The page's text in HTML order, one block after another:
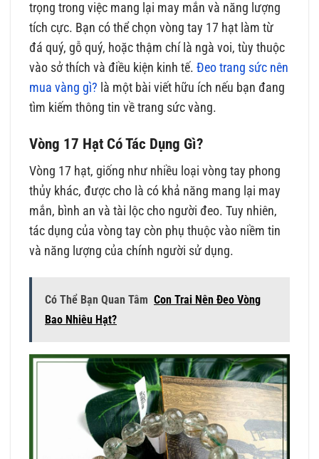
trọng trong việc mang lại may mắn và năng lượng
tích cực. Bạn có thể chọn vòng tay 17 hạt làm từ
đá quý, gỗ quý, hoặc thậm chí là ngà voi, tùy thuộc
vào sở thích và điều kiện kinh tế.Đeo trang sức nên
mua vàng gì? là một bài viết hữu ích nếu bạn đang
tìm kiếm thông tin về trang sức vàng.
Vòng 17 Hạt Có Tác Dụng Gì?
Vòng 17 hạt, giống như nhiều loại vòng tay phong
thủy khác, được cho là có khả năng mang lại may
mắn, bình an và tài lộc cho người đeo. Tuy nhiên,
tác dụng của vòng tay còn phụ thuộc vào niềm tin
và năng lượng của chính người sử dụng.
Có Thể Bạn Quan Tâm Con Trai Nên Đeo Vòng
Bao Nhiêu Hạt?